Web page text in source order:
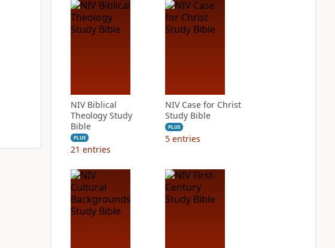
NIV Biblical
Theology Study
Bible
PLUS
21 entries
NIV Case for Christ
Study Bible
PLUS
5 entries